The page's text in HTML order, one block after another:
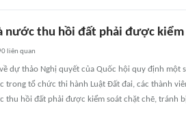
nước thu hồi đất phải được kiểm
liên quan
dự thảo Nghị quyết của Quốc hội quy định một
trong tổ chức thi hành Luật Đất đai, các thành
thu hồi đất phải được kiểm soát chặt chẽ, tránh